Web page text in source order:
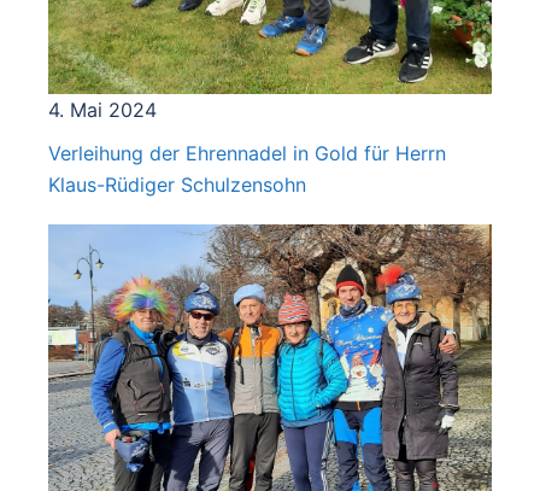
4. Mai 2024
Verleihung der Ehrennadel in Gold für Herrn